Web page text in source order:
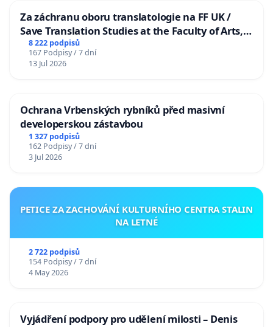
Za záchranu oboru translatologie na FF UK /
Save Translation Studies at the Faculty of Arts,
Charles University
8 222 podpisů
167 Podpisy / 7 dní
13 Jul 2026
Ochrana Vrbenských rybníků před masivní
developerskou zástavbou
1 327 podpisů
162 Podpisy / 7 dní
3 Jul 2026
PETICE ZA ZACHOVÁNÍ KULTURNÍHO CENTRA STALIN
NA LETNÉ
2 722 podpisů
154 Podpisy / 7 dní
4 May 2026
Vyjádření podpory pro udělení milosti – Denis